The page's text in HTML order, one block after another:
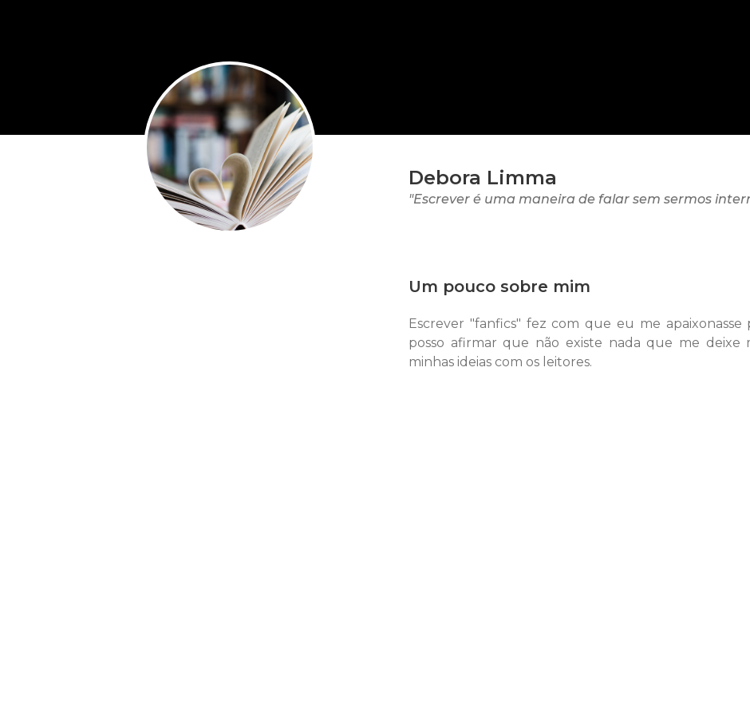
Debora Limma
"Escrever é uma maneira de falar sem sermos
Um pouco sobre mim
Escrever "fanfics" fez com que eu me
posso afirmar que não existe nada que me deixe
minhas ideias com os leitores.